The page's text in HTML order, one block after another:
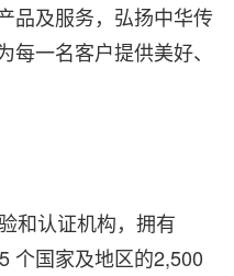
品及服务，弘扬中华传
一名客户提供美好、
和认证机构，拥有
个国家及地区的2,500